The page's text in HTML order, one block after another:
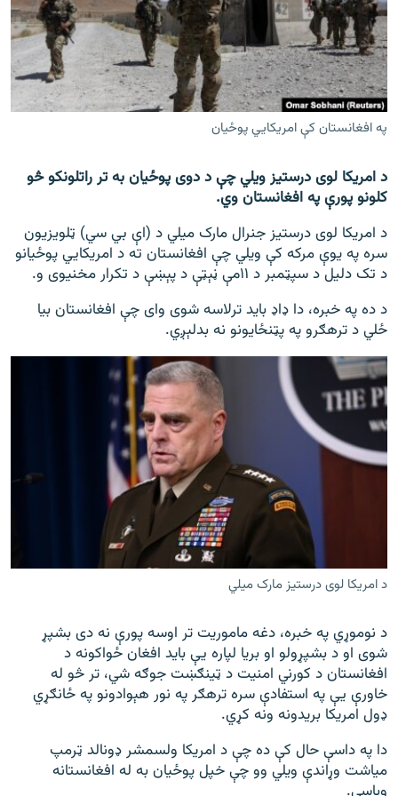
اړیکه
دري پاڼه
Azadi English
راسره ملګري شئ
د ازادې اروپا/ ازادي راډيو ټولې پاڼې
په افغانستان کې امریکایي پوځیان
د امریکا لوی درستیز ويلي چې د دوی پوځيان به تر راتلونکو څو
کلونو پورې په افغانستان وي.
د امریکا لوی درستیز جنرال مارک میلي د (اې بي سي) ټلویزیون
سره په یوې مرکه کې ویلي چې افغانستان ته د امریکايي پوځيانو
د تک دلیل د سپټمبر د ۱۱مې ڼېټې د پېښې د تکرار مخنیوی و.
د ده په خبره، دا ډاډ باید ترلاسه شوی وای چې افغانستان بیا
ځلي د ترهګرو په پټنځایونو نه بدلېږي.
د امریکا لوی درستیز مارک میلي
د نوموړي په خبره، دغه ماموریت تر اوسه پورې نه دی بشپړ
شوی او د بشپړولو او بریا لپاره یې باید افغان ځواکونه د
افغانستان د کورني امنیت د ټينګښت جوګه شي، تر څو له
خاورې یې په استفادې سره ترهګر په نور هېوادونو په ځانګړي
ډول امریکا بریدونه ونه کړي.
دا په داسې حال کې ده چې د امریکا ولسمشر ډونالد ټرمپ
میاشت وړاندې ویلي وو چې خپل پوځیان به له افغانستانه